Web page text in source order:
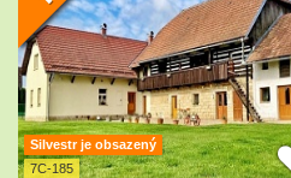
Silvestr je obsazený
7C-185